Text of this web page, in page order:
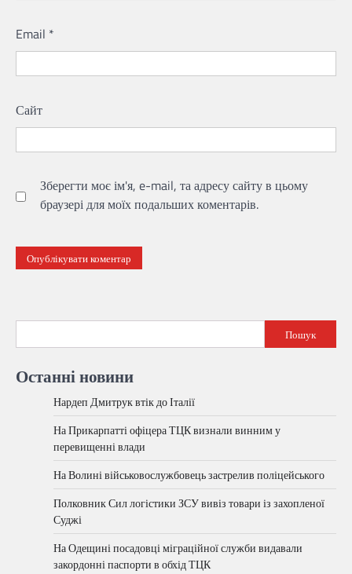
Email *
Сайт
Зберегти моє ім'я, e-mail, та адресу сайту в цьому
браузері для моїх подальших коментарів.
Пошук
Останні новини
Нардеп Дмитрук втік до Італії
На Прикарпатті офіцера ТЦК визнали винним у
перевищенні влади
На Волині військовослужбовець застрелив поліцейського
Полковник Сил логістики ЗСУ вивіз товари із захопленої
Суджі
На Одещині посадовці міграційної служби видавали
закордонні паспорти в обхід ТЦК